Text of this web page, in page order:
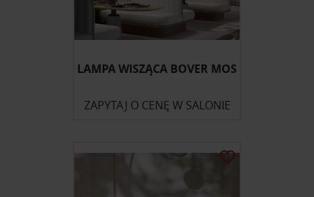
LAMPA WISZĄCA BOVER MOS
ZAPYTAJ O CENĘ W SALONIE